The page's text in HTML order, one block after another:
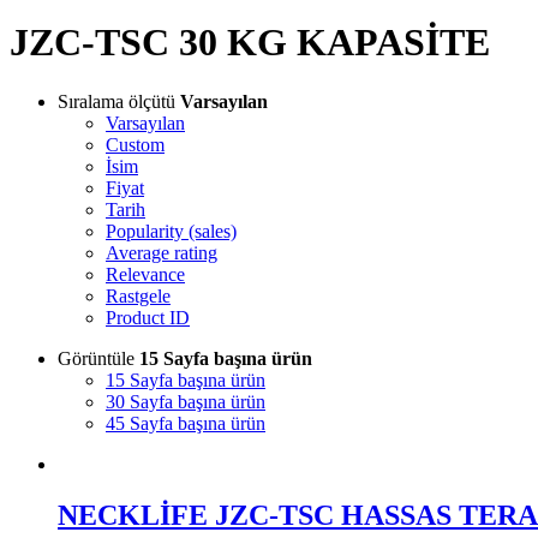
JZC-TSC 30 KG KAPASİTE
Sıralama ölçütü Varsayılan
Varsayılan
Custom
İsim
Fiyat
Tarih
Popularity (sales)
Average rating
Relevance
Rastgele
Product ID
Görüntüle 15 Sayfa başına ürün
15 Sayfa başına ürün
30 Sayfa başına ürün
45 Sayfa başına ürün
NECKLİFE JZC-TSC HASSAS